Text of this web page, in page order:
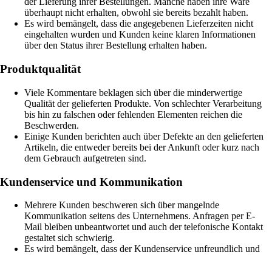
überhaupt nicht erhalten, obwohl sie bereits bezahlt haben.
Es wird bemängelt, dass die angegebenen Lieferzeiten nicht
eingehalten wurden und Kunden keine klaren Informationen
über den Status ihrer Bestellung erhalten haben.
Produktqualität
Viele Kommentare beklagen sich über die minderwertige
Qualität der gelieferten Produkte. Von schlechter Verarbeitung
bis hin zu falschen oder fehlenden Elementen reichen die
Beschwerden.
Einige Kunden berichten auch über Defekte an den gelieferten
Artikeln, die entweder bereits bei der Ankunft oder kurz nach
dem Gebrauch aufgetreten sind.
Kundenservice und Kommunikation
Mehrere Kunden beschweren sich über mangelnde
Kommunikation seitens des Unternehmens. Anfragen per E-
Mail bleiben unbeantwortet und auch der telefonische Kontakt
gestaltet sich schwierig.
Es wird bemängelt, dass der Kundenservice unfreundlich und